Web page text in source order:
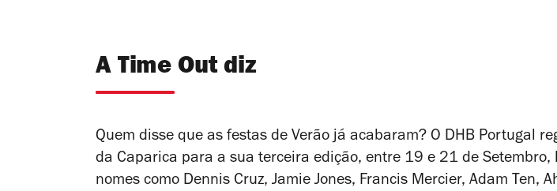
A Time Out diz
Quem disse que as festas de Verão já acabaram? O DHB Portugal
da Caparica para a sua terceira edição, entre 19 e 21 de Setembro,
nomes como Dennis Cruz, Jamie Jones, Francis Mercier, Adam Ten,